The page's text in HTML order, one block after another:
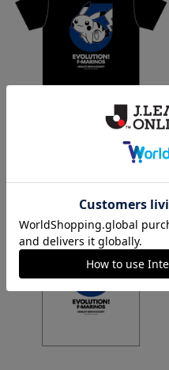
横浜F・マリノス ピカチュウ T